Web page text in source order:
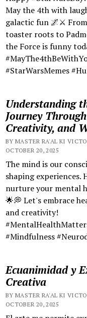
May the 4th with
galactic fun 🌌⚔️ From
toaster roots to
the Force is funny
#StarWarsMemes
Understanding
Journey
Creativity, and
BY MASTER RA'AL KI
OCTOBER 20, 2025
The mind is our
shaping experiences.
nurture your mental
🌟💭 Let's embrace
and creativity!
#Mindfulness
Ecuanimidad y
Creativa
BY MASTER RA'AL KI
OCTOBER 20, 2025